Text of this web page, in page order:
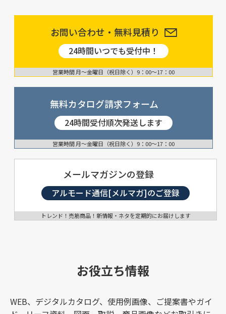
お問い合わせ・無料見積り
24時間いつでも受付中！
営業時間 月〜金曜日（祝日除く）9：00〜17：00
無料カタログ請求フォーム
24時間受付順次発送します
営業時間 月〜金曜日（祝日除く）9：00〜17：00
メールマガジンの登録
アルモード通信[メルマガ]のご登録
トレンド！売筋商品！新情報・ネタを定期的にお届けします
お役立ち情報
WEB、デジタルカタログ、使用例画像、ご提案書やガイ